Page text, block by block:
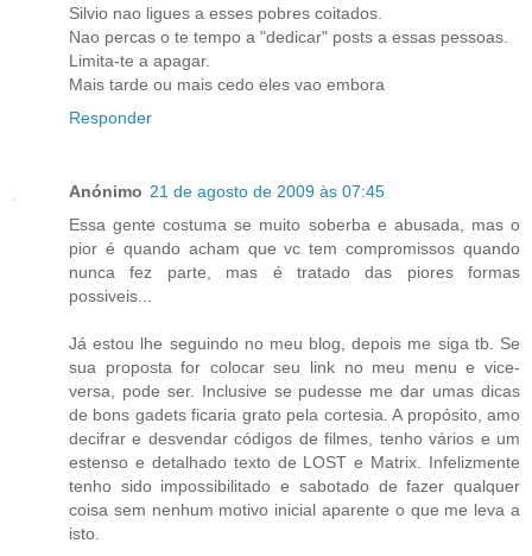
Silvio nao ligues a esses pobres coitados.
Nao percas o te tempo a "dedicar" posts a essas pessoas.
Limita-te a apagar.
Mais tarde ou mais cedo eles vao embora
Responder
Anónimo 21 de agosto de 2009 às 07:45
Essa gente costuma se muito soberba e abusada, mas o
pior é quando acham que vc tem compromissos quando
nunca fez parte, mas é tratado das piores formas
possiveis...
Já estou lhe seguindo no meu blog, depois me siga tb. Se
sua proposta for colocar seu link no meu menu e vice-
versa, pode ser. Inclusive se pudesse me dar umas dicas
de bons gadets ficaria grato pela cortesia. A propósito, amo
decifrar e desvendar códigos de filmes, tenho vários e um
estenso e detalhado texto de LOST e Matrix. Infelizmente
tenho sido impossibilitado e sabotado de fazer qualquer
coisa sem nenhum motivo inicial aparente o que me leva a
isto.